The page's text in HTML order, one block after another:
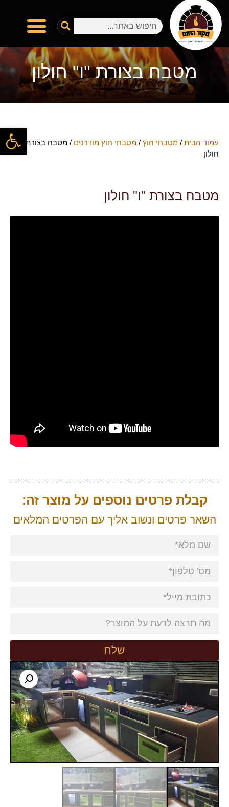
מטבח בצורת "ו" חולון
עמוד הבית / מטבחי חוץ / מטבחי חוץ מודרנים / מטבח בצורת "ו"
חולון
מטבח בצורת "ו" חולון
קבלת פרטים נוספים על מוצר זה:
השאר פרטים ונשוב אליך עם הפרטים המלאים
שלח